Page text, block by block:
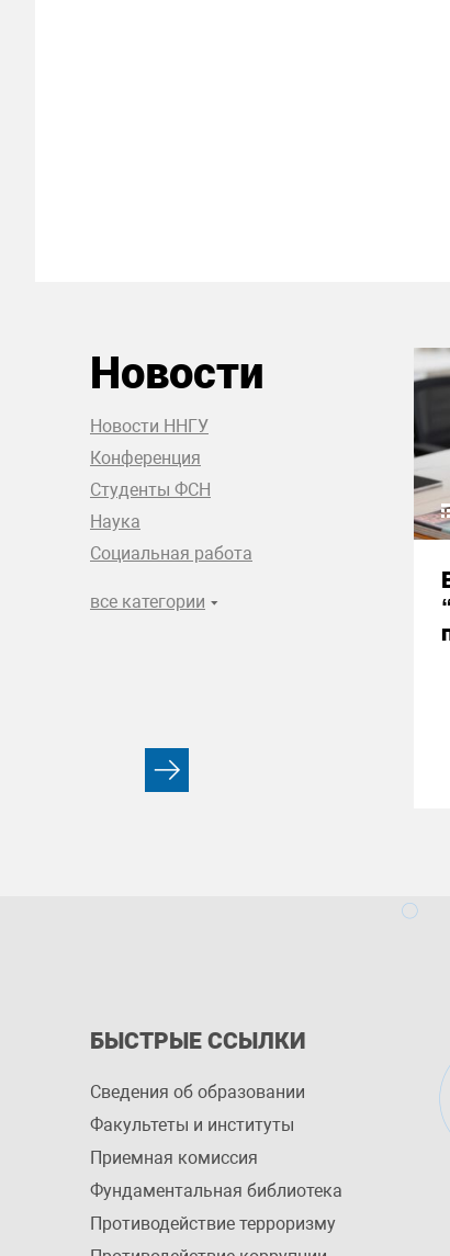
Новости
Новости ННГУ
Конференция
Студенты ФСН
Наука
Социальная работа
все категории
БЫСТРЫЕ ССЫЛКИ
Сведения об образовании
Факультеты и институты
Приемная комиссия
Фундаментальная библиотека
Противодействие терроризму